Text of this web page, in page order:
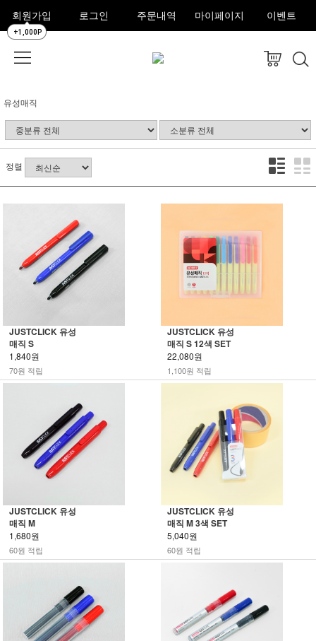
회원가입
+1,000P
로그인 주문내역 마이페이지 이벤트
유성매직
정렬
JUSTCLICK 유성
매직 S
1,840원
70원 적립
JUSTCLICK 유성
매직 S 12색 SET
22,080원
1,100원 적립
JUSTCLICK 유성
매직 M
1,680원
60원 적립
JUSTCLICK 유성
매직 M 3색 SET
5,040원
60원 적립